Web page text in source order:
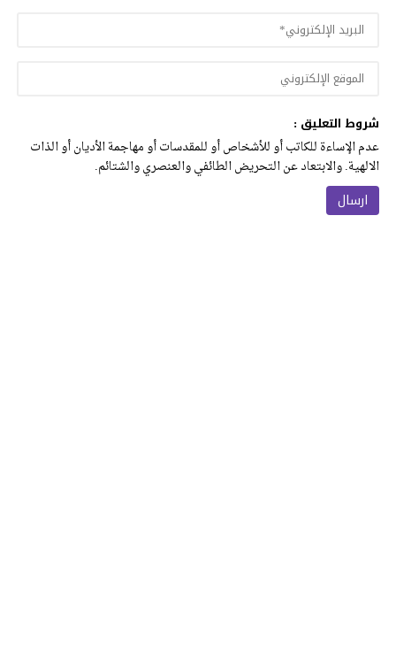
شروط التعليق :
عدم الإساءة للكاتب أو للأشخاص أو للمقدسات أو مهاجمة الأديان أو الذات
الالهية. والابتعاد عن التحريض الطائفي والعنصري والشتائم.